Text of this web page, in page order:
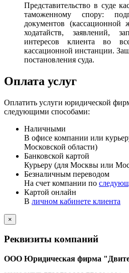
Представительство в суде
таможенному спору:
документов (кассационной
ходатайств, заявлений,
интересов клиента во
кассационной инстанции.
постановления суда.
Оплата услуг
Оплатить услуги юридической
следующими способами:
Наличными
В офисе компании или
Московской области)
Банковской картой
Курьеру (для Москвы или
Безналичным переводом
На счет компании по
Картой онлайн
В личном кабинете клиента
×
Реквизиты компаний
ООО Юридическая фирма